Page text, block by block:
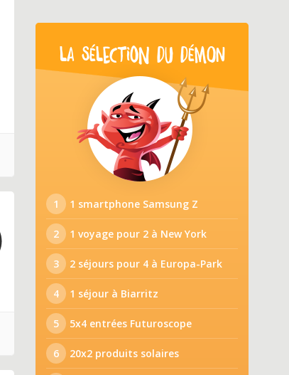
LA SÉLECTION DU DÉMON
1 1 smartphone Samsung Z
2 1 voyage pour 2 à New York
3 2 séjours pour 4 à Europa-Park
4 1 séjour à Biarritz
5 5x4 entrées Futuroscope
6 20x2 produits solaires